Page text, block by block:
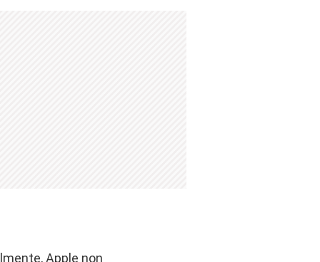
Apple non